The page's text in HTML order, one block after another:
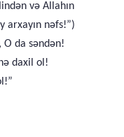
və Allahın
arxayın nəfs!”)
O da səndən!
daxil ol!